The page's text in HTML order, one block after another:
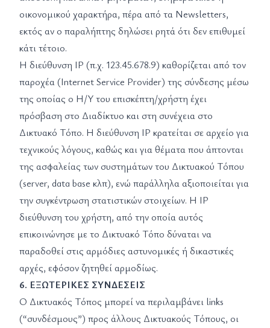
οικονομικού χαρακτήρα, πέρα από τα Newsletters,
εκτός αν ο παραλήπτης δηλώσει ρητά ότι δεν επιθυμεί
κάτι τέτοιο.
H διεύθυνση IP (π.χ. 123.45.678.9) καθορίζεται από τον
παροχέα (Internet Service Provider) της σύνδεσης μέσω
της οποίας ο Η/Υ του επισκέπτη/χρήστη έχει
πρόσβαση στο Διαδίκτυο και στη συνέχεια στο
Δικτυακό Τόπο. Η διεύθυνση IP κρατείται σε αρχείο για
τεχνικούς λόγους, καθώς και για θέματα που άπτονται
της ασφαλείας των συστημάτων του Δικτυακού Τόπου
(server, data base κλπ), ενώ παράλληλα αξιοποιείται για
την συγκέντρωση στατιστικών στοιχείων. Η IP
διεύθυνση του χρήστη, από την οποία αυτός
επικοινώνησε με το Δικτυακό Τόπο δύναται να
παραδοθεί στις αρμόδιες αστυνομικές ή δικαστικές
αρχές, εφόσον ζητηθεί αρμοδίως.
6. ΕΞΩΤΕΡΙΚΕΣ ΣΥΝΔΕΣΕΙΣ
Ο Δικτυακός Τόπος μπορεί να περιλαμβάνει links
(“συνδέσμους”) προς άλλους Δικτυακούς Τόπους, οι